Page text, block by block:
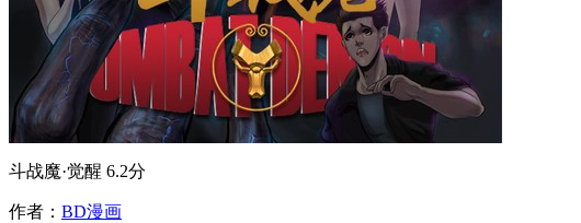
斗战魔·觉醒 6.2分
作者： BD漫画